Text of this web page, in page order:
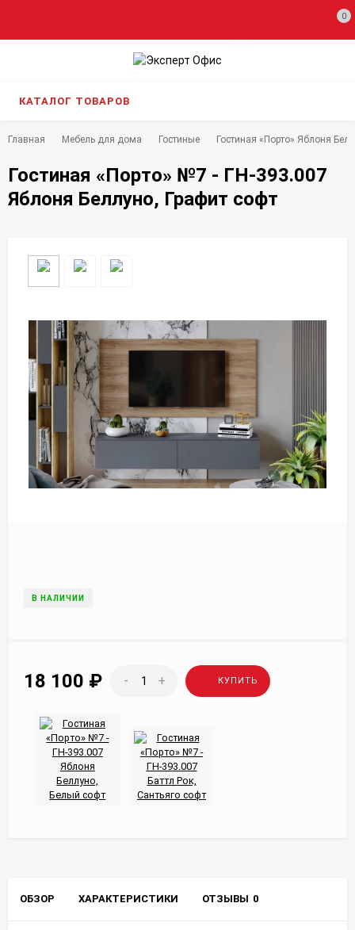
0
КАТАЛОГ ТОВАРОВ
Главная Мебель для дома Гостиные Гостиная «Порто» Яблоня
Гостиная «Порто» №7 - ГН-393.007
Яблоня Беллуно, Графит софт
В НАЛИЧИИ
18 100 ₽ - + КУПИТЬ
ОБЗОР ХАРАКТЕРИСТИКИ ОТЗЫВЫ 0